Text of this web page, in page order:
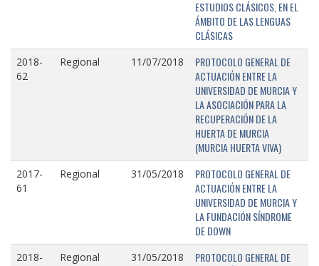
ESTUDIOS CLÁSICOS, EN EL
ÁMBITO DE LAS LENGUAS
CLÁSICAS
2018-
62
Regional 11/07/2018
PROTOCOLO GENERAL DE
ACTUACIÓN ENTRE LA
UNIVERSIDAD DE MURCIA Y
LA ASOCIACIÓN PARA LA
RECUPERACIÓN DE LA
HUERTA DE MURCIA
(MURCIA HUERTA VIVA)
2017-
61
Regional 31/05/2018
PROTOCOLO GENERAL DE
ACTUACIÓN ENTRE LA
UNIVERSIDAD DE MURCIA Y
LA FUNDACIÓN SÍNDROME
DE DOWN
2018-
Regional 31/05/2018
PROTOCOLO GENERAL DE